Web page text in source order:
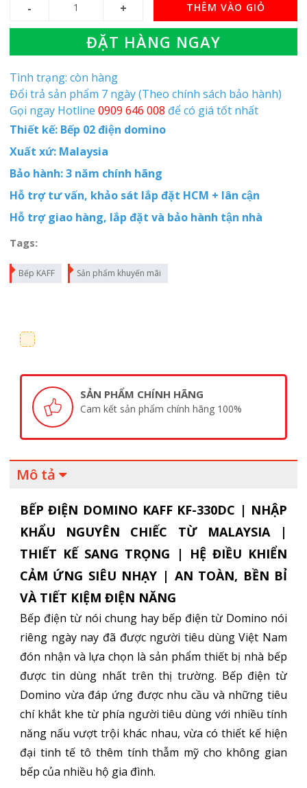
THÊM VÀO GIỎ
ĐẶT HÀNG NGAY
Tình trạng: còn hàng
Đổi trả sản phẩm 7 ngày (Theo chính sách bảo hành)
Gọi ngay Hotline 0909 646 008 để có giá tốt nhất
Thiết kế: Bếp 02 điện domino
Xuất xứ: Malaysia
Bảo hành: 3 năm chính hãng
Hỗ trợ tư vấn, khảo sát lắp đặt HCM + lân cận
Hỗ trợ giao hàng, lắp đặt và bảo hành tận nhà
Tags:
Bếp KAFF Sản phẩm khuyến mãi
SẢN PHẨM CHÍNH HÃNG
Cam kết sản phẩm chính hãng 100%
Mô tả
BẾP ĐIỆN DOMINO KAFF KF-330DC | NHẬP
KHẨU NGUYÊN CHIẾC TỪ MALAYSIA |
THIẾT KẾ SANG TRỌNG | HỆ ĐIỀU KHIỂN
CẢM ỨNG SIÊU NHẠY | AN TOÀN, BỀN BỈ
VÀ TIẾT KIỆM ĐIỆN NĂNG
Bếp điện từ nói chung hay bếp điện từ Domino nói
riêng ngày nay đã được người tiêu dùng Việt Nam
đón nhận và lựa chọn là sản phẩm thiết bị nhà bếp
được tin dùng nhất trên thị trường. Bếp điện từ
Domino vừa đáp ứng được nhu cầu và những tiêu
chí khắt khe từ phía người tiêu dùng với nhiều tính
năng nấu vượt trội khác nhau, vừa có thiết kế hiện
đại tinh tế tô thêm tính thẫm mỹ cho không gian
bếp của nhiều hộ gia đình.